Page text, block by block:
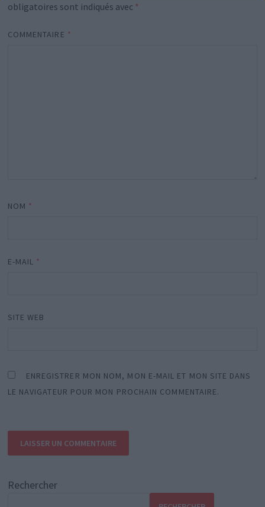
obligatoires sont indiqués avec *
COMMENTAIRE *
NOM *
E-MAIL *
SITE WEB
ENREGISTRER MON NOM, MON E-MAIL ET MON SITE DANS
LE NAVIGATEUR POUR MON PROCHAIN COMMENTAIRE.
Rechercher